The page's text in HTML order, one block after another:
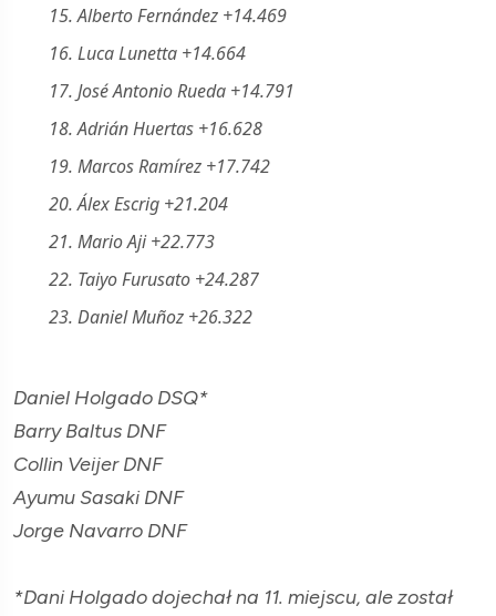
15. Alberto Fernández +14.469
16. Luca Lunetta +14.664
17. José Antonio Rueda +14.791
18. Adrián Huertas +16.628
19. Marcos Ramírez +17.742
20. Álex Escrig +21.204
21. Mario Aji +22.773
22. Taiyo Furusato +24.287
23. Daniel Muñoz +26.322
Daniel Holgado DSQ*
Barry Baltus DNF
Collin Veijer DNF
Ayumu Sasaki DNF
Jorge Navarro DNF
*Dani Holgado dojechał na 11. miejscu, ale został